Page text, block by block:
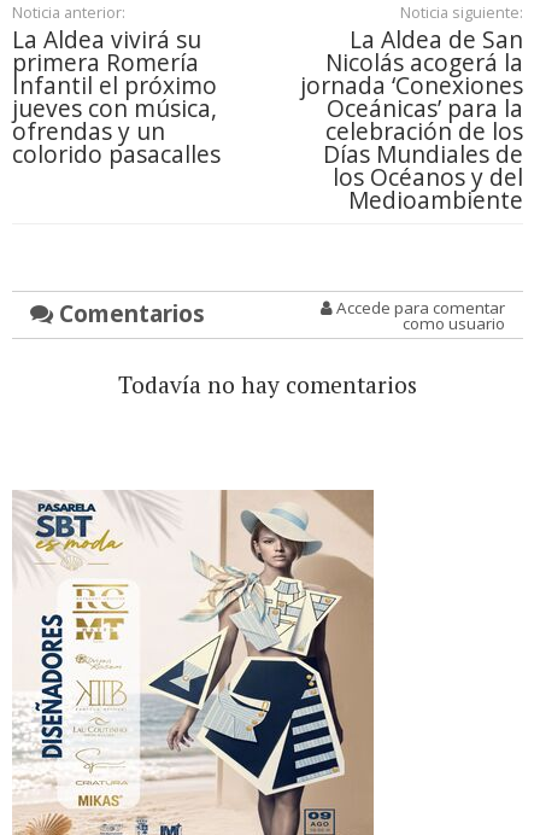
Noticia anterior:
La Aldea vivirá su
primera Romería
Infantil el próximo
jueves con música,
ofrendas y un
colorido pasacalles
Noticia siguiente:
La Aldea de San
Nicolás acogerá la
jornada ‘Conexiones
Oceánicas’ para la
celebración de los
Días Mundiales de
los Océanos y del
Medioambiente
Comentarios Accede para comentar
como usuario
Todavía no hay comentarios